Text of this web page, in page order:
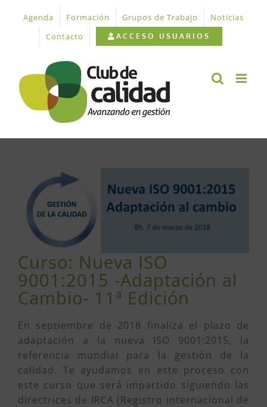
contenido
Agenda Formación Grupos de Trabajo
Noticias
Contacto
ACCESO USUARIOS
imagen
más
grande
Curso: Nueva ISO
9001:2015 -Adaptación al
Cambio- 11ª Edición
En septiembre de 2018 finaliza el plazo de
adaptación a la nueva ISO 9001:2015, la
referencia mundial para la gestión de la
calidad. Te ayudamos en este proceso con
este curso que será impartido siguiendo las
directrices de IRCA (Registro internacional de